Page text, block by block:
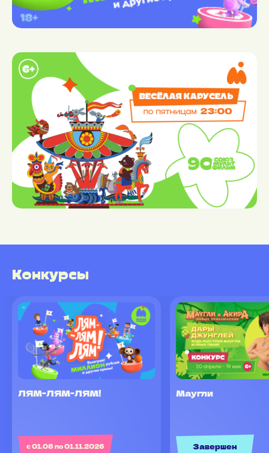
Конкурсы
ЛЯМ-ЛЯМ-ЛЯМ!
с 01.08 по 01.11.2026
Маугли
Завершен